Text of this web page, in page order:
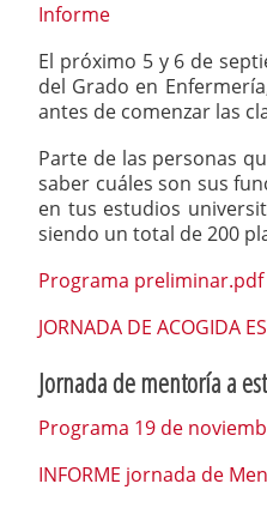
Informe
El próximo 5 y 6 de
del Grado en
antes de comenzar las
Parte de las personas
saber cuáles son sus
en tus estudios
siendo un total de 200
Programa preliminar.pdf
JORNADA DE ACOGIDA
Jornada de mentoría a
Programa 19 de
INFORME jornada de